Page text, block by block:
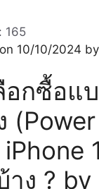
165
10/10/2024 by
อกซื้อแ
าง ? by